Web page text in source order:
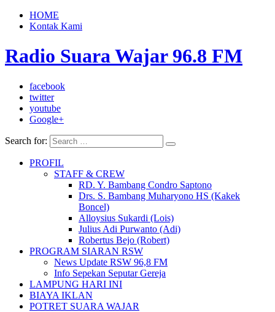
HOME
Kontak Kami
Radio Suara Wajar 96.8 FM
facebook
twitter
youtube
Google+
Search for:
PROFIL
STAFF & CREW
RD. Y. Bambang Condro Saptono
Drs. S. Bambang Muharyono HS (Kakek
Boncel)
Alloysius Sukardi (Lois)
Julius Adi Purwanto (Adi)
Robertus Bejo (Robert)
PROGRAM SIARAN RSW
News Update RSW 96,8 FM
Info Sepekan Seputar Gereja
LAMPUNG HARI INI
BIAYA IKLAN
POTRET SUARA WAJAR